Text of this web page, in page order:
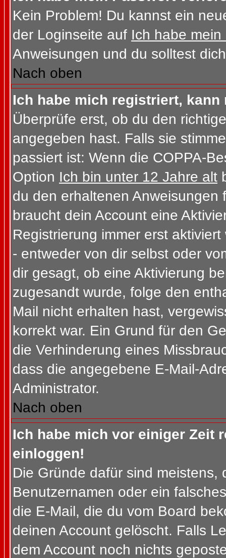
Kein Problem! Du kannst ein
der Loginseite auf Ich habe
Anweisungen und du solltest
Nach oben
Ich habe mich registriert,
Überprüfe erst, ob du den
angegeben hast. Falls sie
passiert ist: Wenn die COPPA-
Option Ich bin unter 12 Jahre alt
du den erhaltenen
braucht dein Account eine
Registrierung immer erst
- entweder von dir selbst oder
dir gesagt, ob eine Aktivierung
zugesandt wurde, folge den
Mail nicht erhalten hast,
korrekt war. Ein Grund für den
die Verhinderung eines
dass die angegebene E-Mail-
Administrator.
Nach oben
Ich habe mich vor einiger Zeit
einloggen!
Die Gründe dafür sind
Benutzernamen oder ein
die E-Mail, die du vom Board
deinen Account gelöscht. Falls
dem Account noch nichts